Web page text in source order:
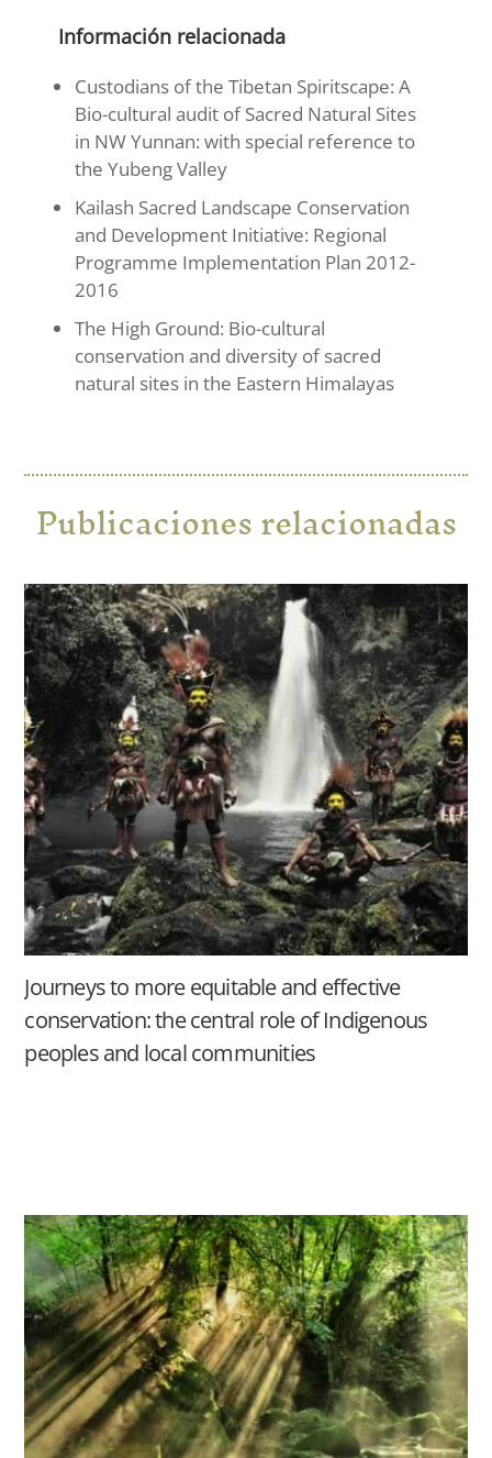
Información relacionada
Custodians of the Tibetan Spiritscape: A
Bio-cultural audit of Sacred Natural Sites
in NW Yunnan: with special reference to
the Yubeng Valley
Kailash Sacred Landscape Conservation
and Development Initiative: Regional
Programme Implementation Plan 2012-
2016
The High Ground: Bio-cultural
conservation and diversity of sacred
natural sites in the Eastern Himalayas
Publicaciones relacionadas
Journeys to more equitable and effective
conservation: the central role of Indigenous
peoples and local communities